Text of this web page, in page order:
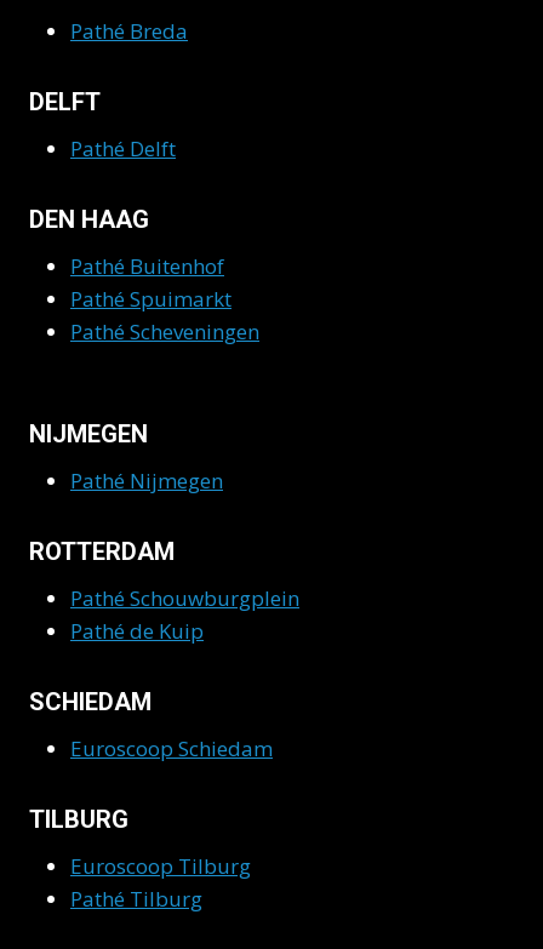
Pathé Breda
DELFT
Pathé Delft
DEN HAAG
Pathé Buitenhof
Pathé Spuimarkt
Pathé Scheveningen
NIJMEGEN
Pathé Nijmegen
ROTTERDAM
Pathé Schouwburgplein
Pathé de Kuip
SCHIEDAM
Euroscoop Schiedam
TILBURG
Euroscoop Tilburg
Pathé Tilburg